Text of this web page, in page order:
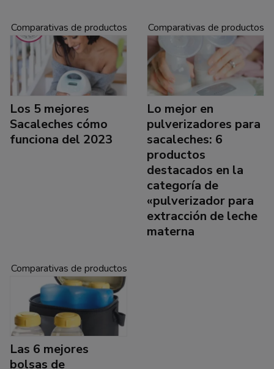
Comparativas de productos
Los 5 mejores
Sacaleches cómo
funciona del 2023
Comparativas de productos
Lo mejor en
pulverizadores para
sacaleches: 6
productos
destacados en la
categoría de
«pulverizador para
extracción de leche
materna
Comparativas de productos
Las 6 mejores
bolsas de